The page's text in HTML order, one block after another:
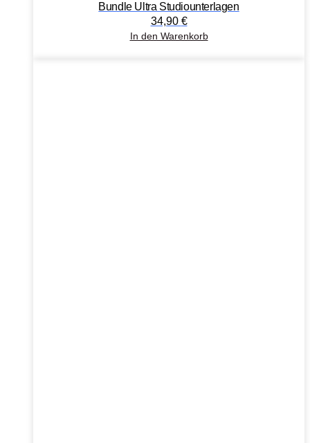
Bundle Ultra Studiounterlagen
34,90 €
In den Warenkorb